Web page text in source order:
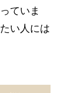
ていま
い人には